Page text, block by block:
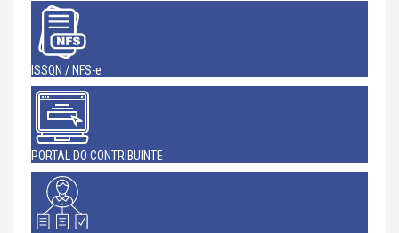
ISSQN / NFS-e
PORTAL DO CONTRIBUINTE